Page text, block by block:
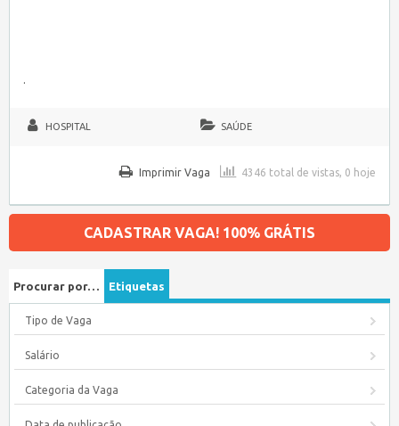
.
HOSPITAL SAÚDE
4346 total de vistas, 0 hoje
Imprimir Vaga
CADASTRAR VAGA! 100% GRÁTIS
Procurar por… Etiquetas
Tipo de Vaga
Salário
Categoria da Vaga